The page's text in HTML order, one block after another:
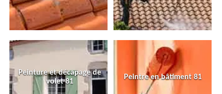
Peinture et décapage de
volet 81
Peintre en bâtiment 81